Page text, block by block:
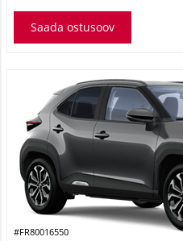
Saada ostusoov
#FR80016550